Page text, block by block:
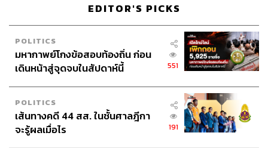
เสรีภาพแห่งออกซ์ฟอร์ด
Aung San Suu Kyi
139
EDITOR'S PICKS
POLITICS
มหากาพย์โกงข้อสอบท้องถิ่น ก่อน
เดินหน้าสู่จุดจบในสัปดาห์นี้
551
POLITICS
เส้นทางคดี 44 สส. ในชั้นศาลฎีกา
จะรู้ผลเมื่อไร
191